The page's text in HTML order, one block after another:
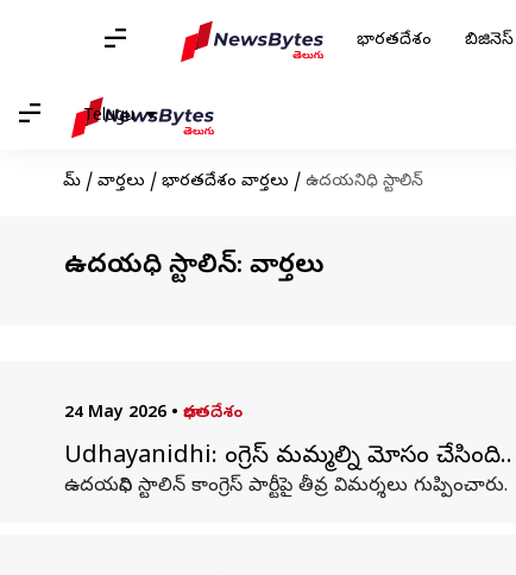
భారతదేశం బిజినెస్
Telugu
హోమ్ / వార్తలు / భారతదేశం వార్తలు / ఉదయనిధి స్టాలిన్
ఉదయనిధి స్టాలిన్: వార్తలు
24 May 2026 • భారతదేశం
Udhayanidhi: కాంగ్రెస్ మమ్మల్ని మోసం
ఉదయనిధి స్టాలిన్ కాంగ్రెస్ పార్టీపై తీవ్ర విమర్శలు గుప్పించారు.